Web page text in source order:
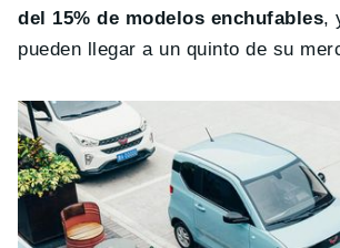
del 15% de modelos enchufables,
pueden llegar a un quinto de su